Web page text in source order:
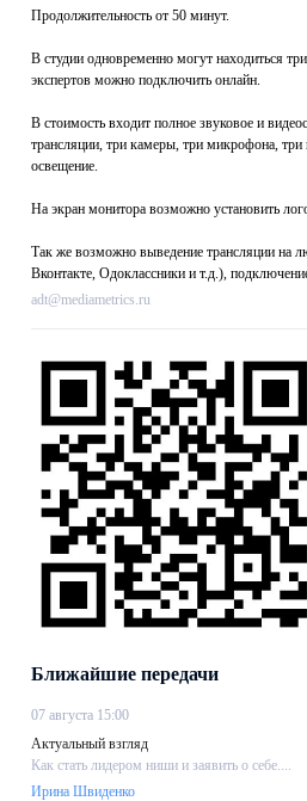
Продолжительность от 50 минут.
В студии одновременно могут находиться
экспертов можно подключить онлайн.
В стоимость входит полное звуковое и
трансляции, три камеры, три микрофона, три
освещение.
На экран монитора возможно установить
Так же возможно выведение трансляции на
Вконтакте, Одоклассники и т.д.),
adt@mediametrics.ru
Ближайшие передачи
07 августа 15:00
Актуальный взгляд
Как стать лидером ниши и заявить о себе....
Ирина Швиденко